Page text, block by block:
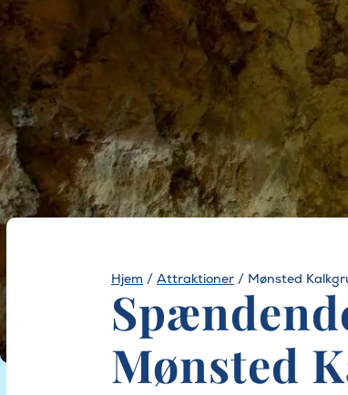
Hjem / Attraktioner / Mønsted
Mønsted